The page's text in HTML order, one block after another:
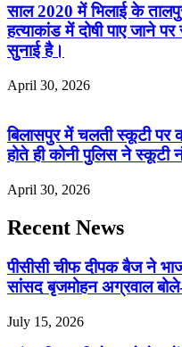
साल 2020 में भिलाई के
हत्याकांड में दोषी पाए जाने
सुनाई है।
April 30, 2026
बिलासपुर में चलती स्कूटी पर
होते ही कोनी पुलिस ने
April 30, 2026
Recent News
पीसीसी चीफ दीपक बैज ने
सांसद बृजमोहन अग्रवाल
July 15, 2026